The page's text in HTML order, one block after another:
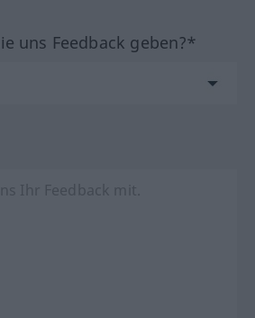
uns Feedback geben?*